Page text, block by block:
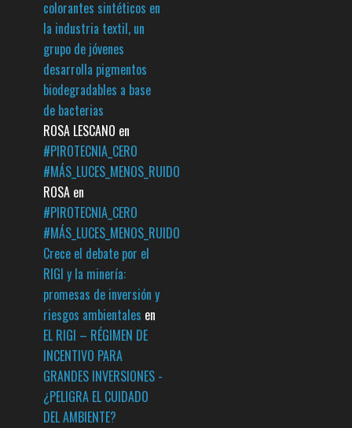
colorantes sintéticos en
la industria textil, un
grupo de jóvenes
desarrolla pigmentos
biodegradables a base
de bacterias
ROSA LESCANO en
#PIROTECNIA_CERO
#MÁS_LUCES_MENOS_RUIDO
ROSA en
#PIROTECNIA_CERO
#MÁS_LUCES_MENOS_RUIDO
Crece el debate por el
RIGI y la minería:
promesas de inversión y
riesgos ambientales en
EL RIGI – RÉGIMEN DE
INCENTIVO PARA
GRANDES INVERSIONES -
¿PELIGRA EL CUIDADO
DEL AMBIENTE?